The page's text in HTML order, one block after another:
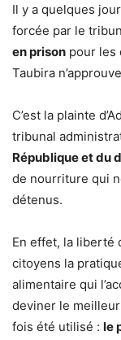
Il y a quelques
forcée par le
en prison pour les
Taubira
C’est la plainte
tribunal
République et du
de nourriture qui
détenus.
En effet, la liberté
citoyens la
alimentaire qui
deviner le
fois été utilisé : le